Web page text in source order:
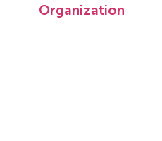
Organization